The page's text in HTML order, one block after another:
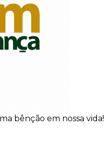
bênção em nossa vida!